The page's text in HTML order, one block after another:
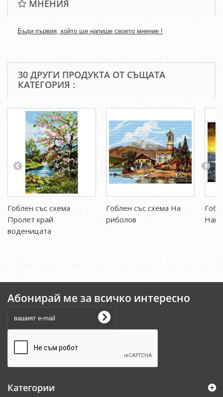
МНЕНИЯ
Бъди първия, който ще напише своето мнение !
30 ДРУГИ ПРОДУКТА ОТ СЪЩАТА
КАТЕГОРИЯ :
Гоблен със схема
Пролет край
воденицата
Гоблен със схема На
риболов
Абонирай ме за всичко интересно
Категории